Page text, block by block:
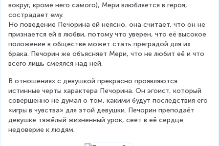
вокруг, кроме него самого), Мери влюбляется в героя,
сострадает ему.
Но поведение Печорина ей неясно, она считает, что он не
признается ей в любви, потому что уверен, что её высокое
положение в обществе может стать преградой для их
брака. Печорин же объясняет Мери, что не любит её и что
всего лишь смеялся над ней.
В отношениях с девушкой прекрасно проявляются
истинные черты характера Печорина. Он эгоист, который
совершенно не думал о том, какими будут последствия его
«игры в чувства» для этой девушки. Печорин преподаёт
девушке тяжёлый жизненный урок, сеет в её сердце
недоверие к людям.